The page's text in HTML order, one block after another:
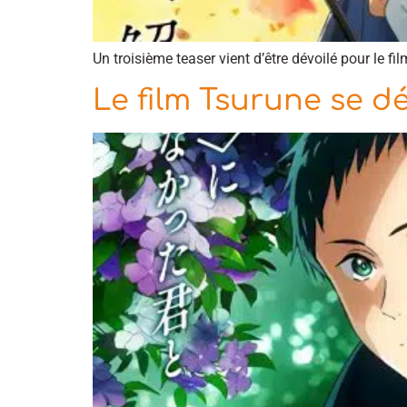
Un troisième teaser vient d’être dévoilé pour le
Le film Tsurune se